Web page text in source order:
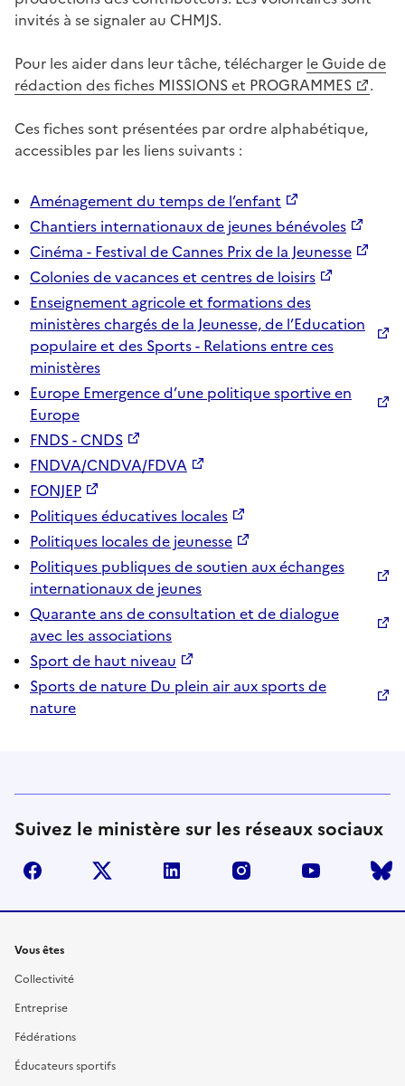
invités à se signaler au CHMJS.
Pour les aider dans leur tâche, télécharger le Guide de
rédaction des fiches MISSIONS et PROGRAMMES
.
Ces fiches sont présentées par ordre alphabétique,
accessibles par les liens suivants :
Aménagement du temps de l’enfant
Chantiers internationaux de jeunes bénévoles
Cinéma - Festival de Cannes Prix de la Jeunesse
Colonies de vacances et centres de loisirs
Enseignement agricole et formations des
ministères chargés de la Jeunesse, de l’Education
populaire et des Sports - Relations entre ces
ministères
Europe Emergence d’une politique sportive en
Europe
FNDS - CNDS
FNDVA/CNDVA/FDVA
FONJEP
Politiques éducatives locales
Politiques locales de jeunesse
Politiques publiques de soutien aux échanges
internationaux de jeunes
Quarante ans de consultation et de dialogue
avec les associations
Sport de haut niveau
Sports de nature Du plein air aux sports de
nature
Suivez le ministère sur les réseaux sociaux
facebook twitter linkedin instagram youtube
Liens
Vous êtes
Collectivité
Entreprise
Fédérations
Éducateurs sportifs